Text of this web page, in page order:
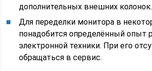
дополнительных внешних колонок.
Для переделки монитора в
понадобится определённый опыт
электронной техники. При его
обращаться в сервис.